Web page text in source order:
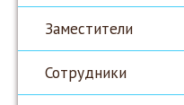
Заместители
Сотрудники